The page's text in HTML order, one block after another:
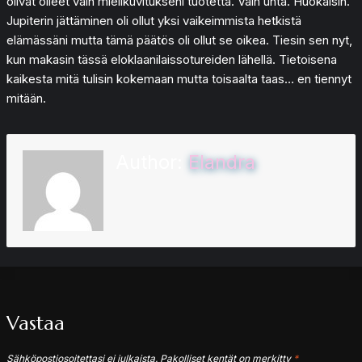
Jupiterin jättäminen oli ollut yksi vaikeimmista hetkistä
elämässäni mutta tämä päätös oli ollut se oikea. Tiesin sen nyt,
kun makasin tässä eloklaanilaissotureiden lähellä. Tietoisena
kaikesta mitä tulisin kokemaan mutta toisaalta taas… en tiennyt
mitään.
Elandra
Vastaa
Sähköpostiosoitettasi ei julkaista. Pakolliset kentät on merkitty *